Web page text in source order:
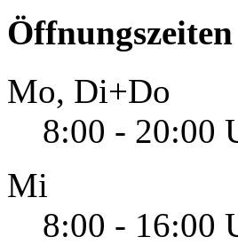
Öffnungszeiten
Mo, Di+Do
8:00 - 20:00
Mi
8:00 - 16:00